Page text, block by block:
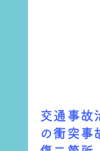
交通事故
の衝突事